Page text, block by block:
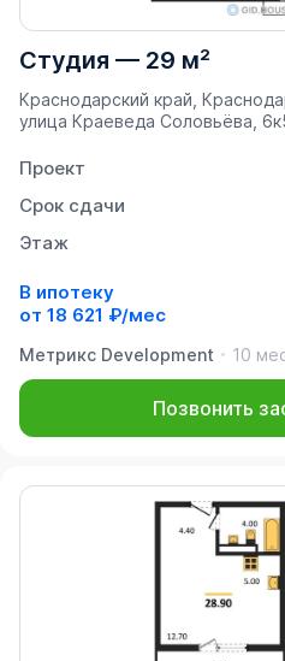
Студия — 29 м²
Краснодарский край,
улица Краеведа Соловьёва,
Проект
Срок сдачи
Этаж
В ипотеку
от 18 621 ₽/мес
Метрикс Development
10
Позвонить